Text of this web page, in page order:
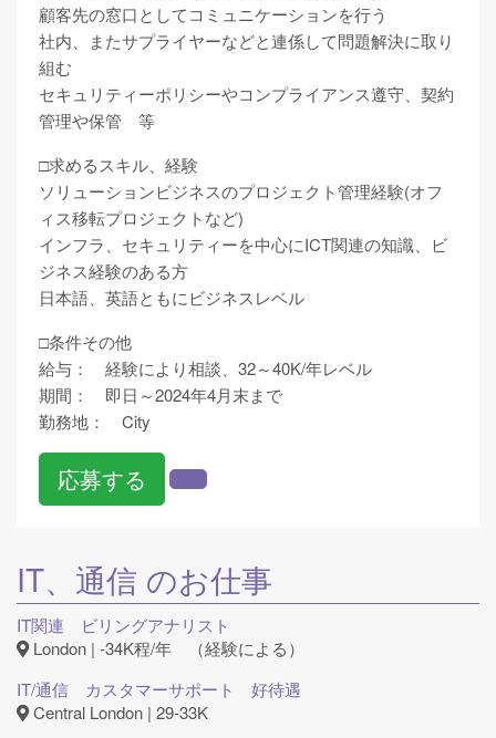
顧客先の窓口としてコミュニケーションを行う
社内、またサプライヤーなどと連係して問題解決に取り
組む
セキュリティーポリシーやコンプライアンス遵守、契約
管理や保管 等
□求めるスキル、経験
ソリューションビジネスのプロジェクト管理経験(オフ
ィス移転プロジェクトなど)
インフラ、セキュリティーを中心にICT関連の知識、ビ
ジネス経験のある方
日本語、英語ともにビジネスレベル
□条件その他
給与： 経験により相談、32～40K/年レベル
期間： 即日～2024年4月末まで
勤務地： City
応募する
IT、通信 のお仕事
IT関連 ビリングアナリスト
London | -34K程/年 （経験による）
IT/通信 カスタマーサポート 好待遇
Central London | 29-33K